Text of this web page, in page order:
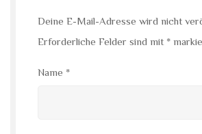
Deine E-Mail-Adresse wird nicht
Erforderliche Felder sind mit *
Name *